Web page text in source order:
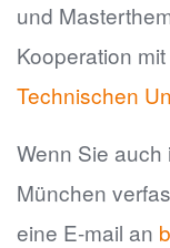
und
Kooperation
Technischen
Wenn Sie
München
eine E-mail an